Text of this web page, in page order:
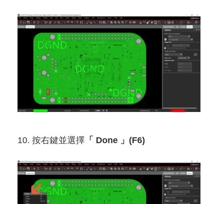
10. 按右鍵並選擇「 Done 」(F6)